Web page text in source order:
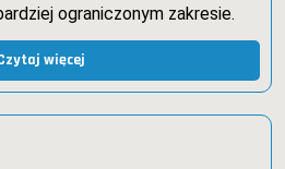
ograniczonym zakresie.
więcej